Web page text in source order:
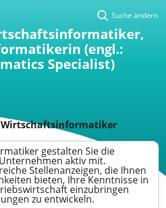
Suche ändern
(engl.:
Specialist)
Wirtschaftsinformatiker
gestalten Sie die
aktiv mit.
Stellenanzeigen, die Ihnen
bieten, Ihre Kenntnisse in
einzubringen
zu entwickeln.